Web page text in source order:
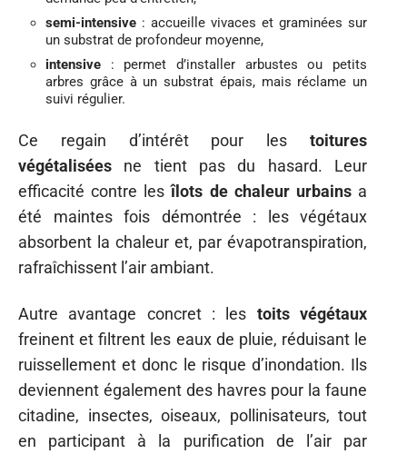
semi-intensive : accueille vivaces et graminées sur
un substrat de profondeur moyenne,
intensive : permet d’installer arbustes ou petits
arbres grâce à un substrat épais, mais réclame un
suivi régulier.
Ce regain d’intérêt pour les toitures
végétalisées ne tient pas du hasard. Leur
efficacité contre lesîlots de chaleur urbainsa
été maintes fois démontrée : les végétaux
absorbent la chaleur et, par évapotranspiration,
rafraîchissent l’air ambiant.
Autre avantage concret : les toits végétaux
freinent et filtrent les eaux de pluie, réduisant le
ruissellement et donc le risque d’inondation. Ils
deviennent également des havres pour la faune
citadine, insectes, oiseaux, pollinisateurs, tout
en participant à la purification de l’air par